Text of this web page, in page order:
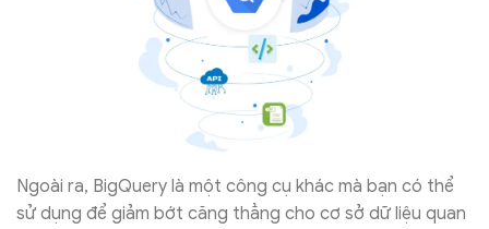
Ngoài ra, BigQuery là một công cụ khác mà bạn có thể
sử dụng để giảm bớt căng thẳng cho cơ sở dữ liệu quan